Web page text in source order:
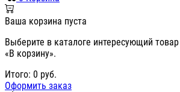
Ваша корзина пуста
Выберите в каталоге интересующий
«В корзину».
Итого: 0 руб.
Оформить заказ